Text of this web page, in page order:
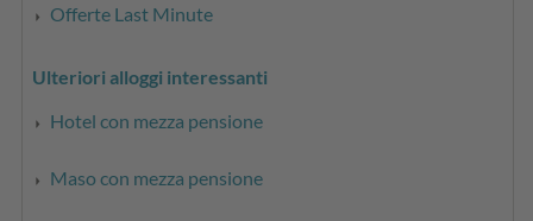
Offerte Last Minute
Ulteriori alloggi interessanti
Hotel con mezza pensione
Maso con mezza pensione